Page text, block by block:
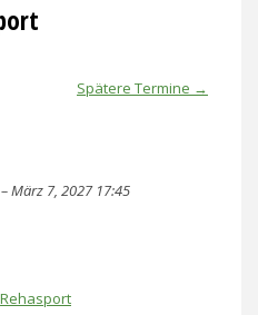
Spätere Termine →
–März 7, 2027 17:45
Rehasport